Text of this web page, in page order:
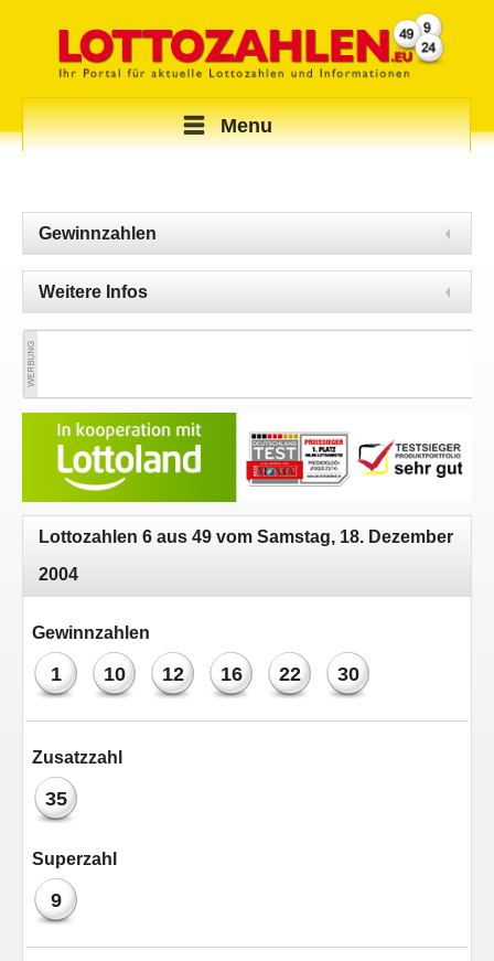
Menu
Gewinnzahlen
Weitere Infos
Lottozahlen 6 aus 49 vom Samstag, 18. Dezember
2004
Gewinnzahlen
1 10 12 16 22 30
Zusatzzahl
35
Superzahl
9